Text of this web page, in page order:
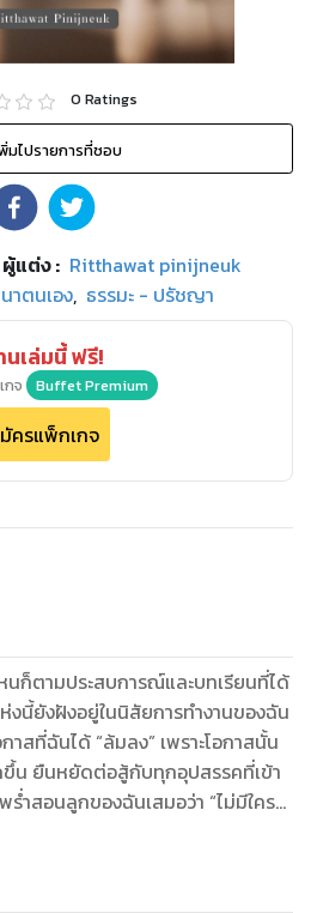
0 Ratings
มไปรายการที่ชอบ
ผู้แต่ง : Ritthawat pinijneuk
ตนเอง, ธรรมะ - ปรัชญา
นเล่มนี้ ฟรี!
กจ Buffet Premium
ครแพ็กเกจ
หนก็ตามประสบการณ์และบทเรียนที่ได้
งนี้ยังฝังอยู่ในนิสัยการทำงานของฉัน
สที่ฉันได้ “ล้มลง” เพราะโอกาสนั้น
ขึ้น ยืนหยัดต่อสู้กับทุกอุปสรรคที่เข้า
นลูกของฉันเสมอว่า “ไม่มีใคร
อม... เพราะเราเท่านั้นที่เป็นผู้กำหนด